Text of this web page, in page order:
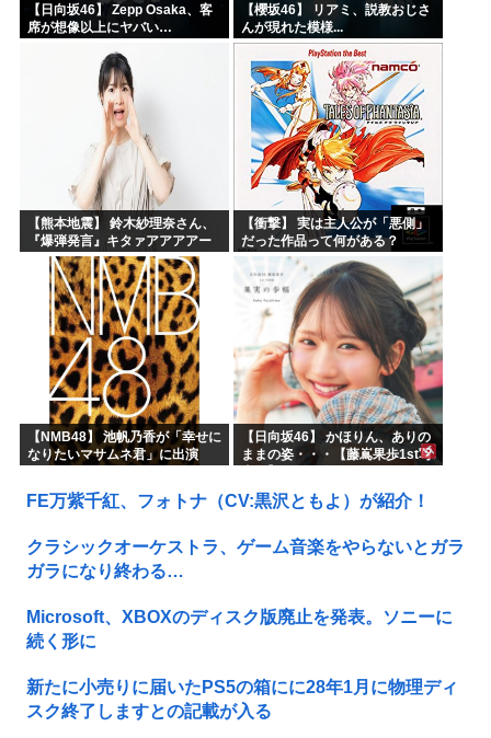
【日向坂46】 Zepp Osaka、客
席が想像以上にヤバい…
【櫻坂46】 リアミ、説教おじさ
んが現れた模様...
【熊本地震】 鈴木紗理奈さん、
『爆弾発言』キタァアアアアー
ーーーーー！！
【衝撃】 実は主人公が「悪側」
だった作品って何がある？
【NMB48】 池帆乃香が「幸せに
なりたいマサムネ君」に出演
【日向坂46】 かほりん、ありの
ままの姿・・・【藤嶌果歩1st写
FE万紫千紅、フォトナ（CV:黒沢ともよ）が紹介！
クラシックオーケストラ、ゲーム音楽をやらないとガラ
ガラになり終わる…
Microsoft、XBOXのディスク版廃止を発表。ソニーに
続く形に
新たに小売りに届いたPS5の箱にに28年1月に物理ディ
スク終了しますとの記載が入る